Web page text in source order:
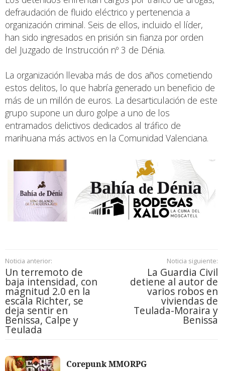
defraudación de fluido eléctrico y pertenencia a
organización criminal. Seis de ellos, incluido el líder,
han sido ingresados en prisión sin fianza por orden
del Juzgado de Instrucción nº 3 de Dénia.
La organización llevaba más de dos años cometiendo
estos delitos, lo que habría generado un beneficio de
más de un millón de euros. La desarticulación de este
grupo supone un duro golpe a uno de los
entramados delictivos dedicados al tráfico de
marihuana más activos en la Comunidad Valenciana.
Noticia anterior:
Un terremoto de
baja intensidad, con
magnitud 2.0 en la
escala Richter, se
deja sentir en
Benissa, Calpe y
Teulada
Noticia siguiente:
La Guardia Civil
detiene al autor de
varios robos en
viviendas de
Teulada-Moraira y
Benissa
Corepunk MMORPG